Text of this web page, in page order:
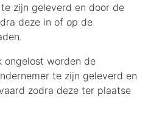
zijn geleverd en door de
deze in of op de
ongelost worden de
te zijn geleverd en
zodra deze ter plaatse